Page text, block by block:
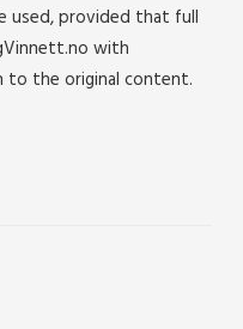
used, provided that full
with
to the original content.